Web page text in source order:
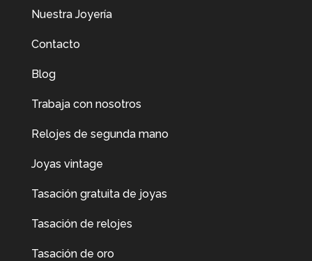
Nuestra Joyería
Contacto
Blog
Trabaja con nosotros
Relojes de segunda mano
Joyas vintage
Tasación gratuita de joyas
Tasación de relojes
Tasación de oro